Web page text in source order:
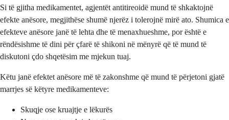
Si të gjitha medikamentet, agjentët antitireoidë mund të shkaktojnë
efekte anësore, megjithëse shumë njerëz i tolerojnë mirë ato. Shumica e
efekteve anësore janë të lehta dhe të menaxhueshme, por është e
rëndësishme të dini për çfarë të shikoni në mënyrë që të mund të
diskutoni çdo shqetësim me mjekun tuaj.
Këtu janë efektet anësore më të zakonshme që mund të përjetoni gjatë
marrjes së këtyre medikamenteve:
Skuqje ose kruajtje e lëkurës